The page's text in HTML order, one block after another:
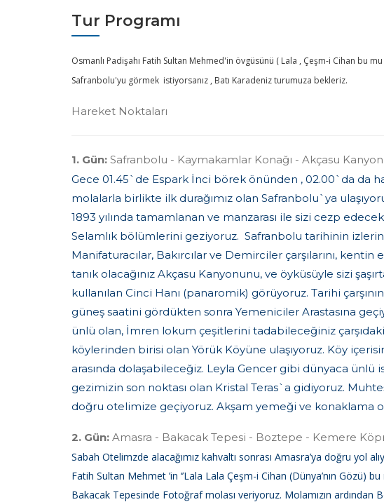
Tur Programı
Osmanlı Padişahı Fatih Sultan Mehmed'in övgüsünü ( Lala , Çeşm-i Cihan bu
Safranbolu'yu görmek istiyorsanız , Batı Karadeniz turumuza bekleriz.
Hareket Noktaları
1. Gün: Safranbolu - Kaymakamlar Konağı - Akçasu
Gece 01.45`de Espark İnci börek önünden , 02.00`da da
molalarla birlikte ilk durağımız olan Safranbolu`ya
1893 yılında tamamlanan ve manzarası ile sizi cezp
Selamlık bölümlerini geziyoruz. Safranbolu tarihinin
Manifaturacılar, Bakırcılar ve Demirciler çarşılarını,
tanık olacağınız Akçasu Kanyonunu, ve öyküsüyle sizi
kullanılan Cinci Hanı (panaromik) görüyoruz. Tarihi
güneş saatini gördükten sonra Yemeniciler Arastasına
ünlü olan, İmren lokum çeşitlerini tadabileceğiniz
köylerinden birisi olan Yörük Köyüne ulaşıyoruz. Köy
arasında dolaşabileceğiz. Leyla Gencer gibi dünyaca
gezimizin son noktası olan Kristal Teras`a gidiyoruz.
doğru otelimize geçiyoruz. Akşam yemeği ve konaklama
2. Gün: Amasra - Bakacak Tepesi - Boztepe - Kemere
Sabah Otelimzde alacağımız kahvaltı sonrası Amasra’ya doğru yol
Fatih Sultan Mehmet ’in ‘’Lala Lala Çeşm-i Cihan (Dünya’nın Gözü)
Bakacak Tepesinde Fotoğraf molası veriyoruz. Molamızın